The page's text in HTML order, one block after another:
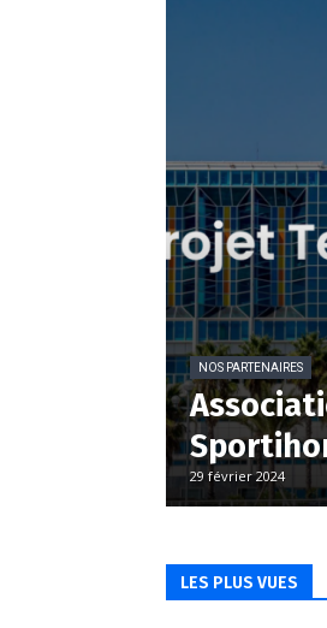
NOS PARTENAIRES
29 février 2024
LES PLUS VUES